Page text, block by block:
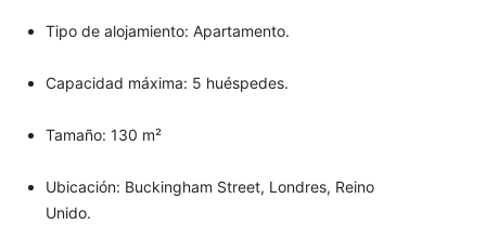
Tipo de alojamiento: Apartamento.
Capacidad máxima: 5 huéspedes.
Tamaño: 130 m²
Ubicación: Buckingham Street, Londres, Reino
Unido.